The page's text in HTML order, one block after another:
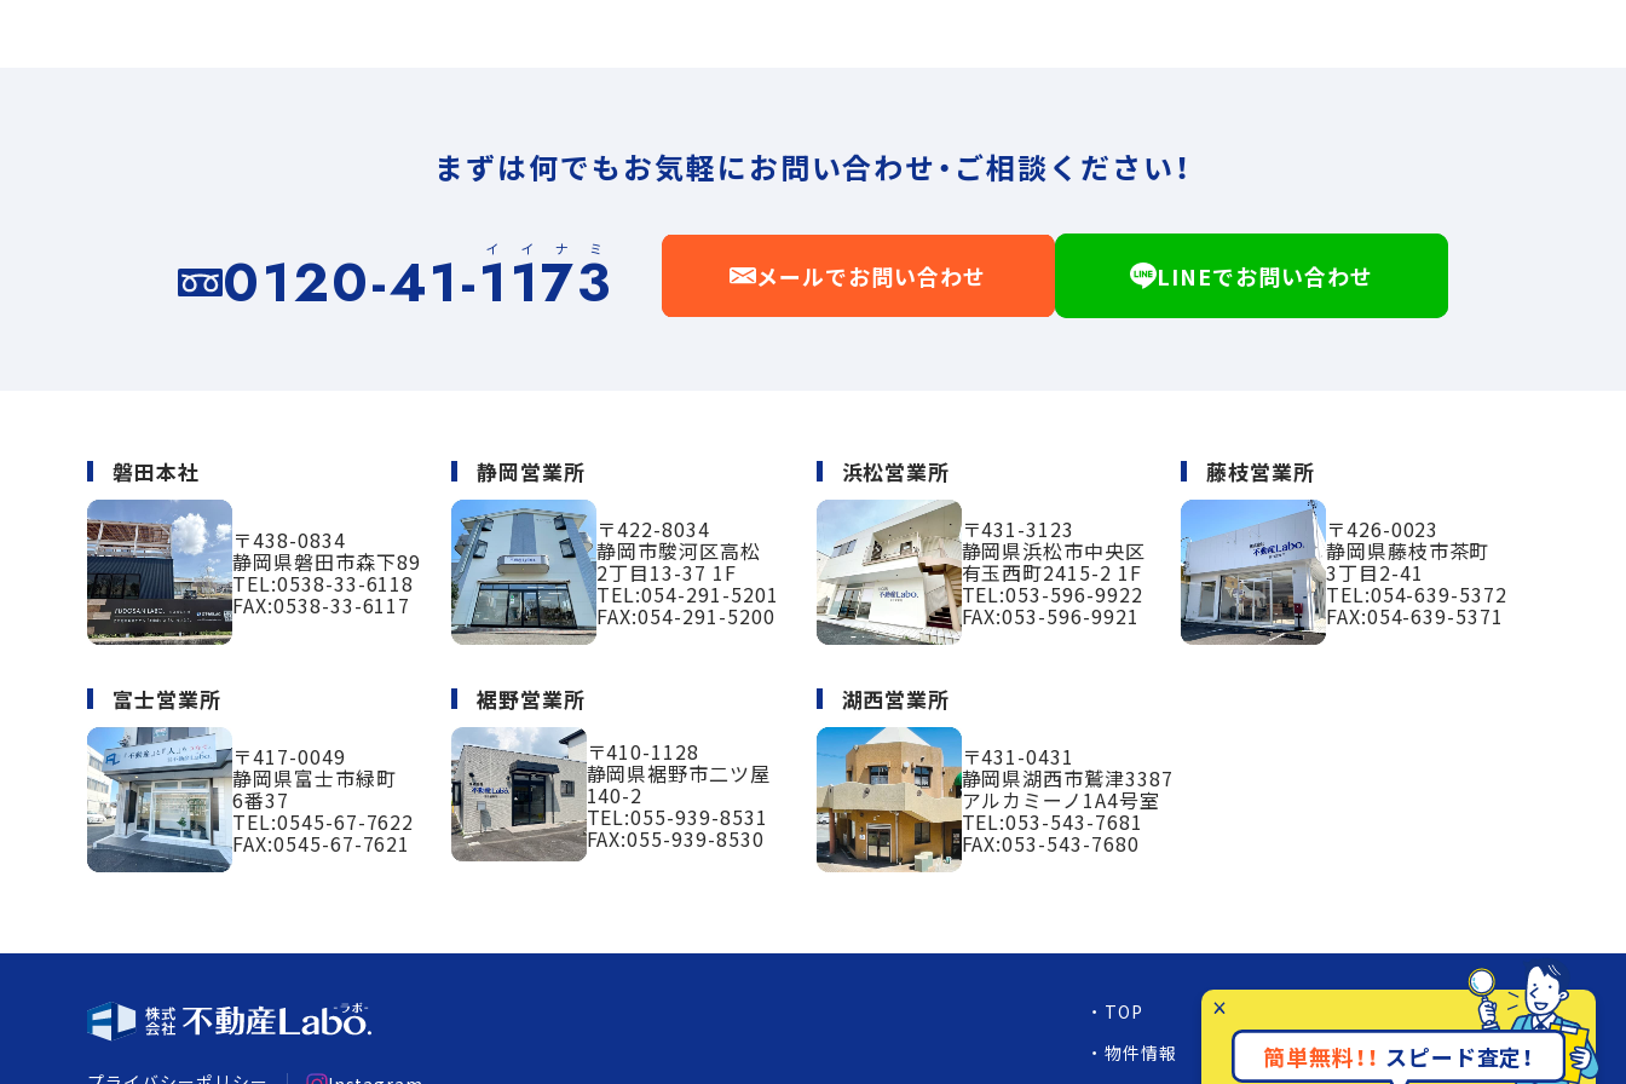
簡単無料！！ スピード査定！
まずは何でもお気軽にお問い合わせ・ご相談ください！
イイナミ
0120-41-1173 メールでお問い合わせ LINEでお問い合わせ
磐田本社
〒438-0834
静岡県磐田市森下89
TEL:0538-33-6118
FAX:0538-33-6117
静岡営業所
〒422-8034
静岡市駿河区高松
2丁目13-37 1F
TEL:054-291-5201
FAX:054-291-5200
浜松営業所
〒431-3123
静岡県浜松市中央区
有玉西町2415-2 1F
TEL:053-596-9922
FAX:053-596-9921
藤枝営業所
〒426-0023
静岡県藤枝市茶町
3丁目2-41
TEL:054-639-5372
FAX:054-639-5371
富士営業所
〒417-0049
静岡県富士市緑町
6番37
TEL:0545-67-7622
FAX:0545-67-7621
裾野営業所
〒410-1128
静岡県裾野市二ツ屋
140-2
TEL:055-939-8531
FAX:055-939-8530
湖西営業所
〒431-0431
静岡県湖西市鷲津3387
アルカミーノ1A4号室
TEL:053-543-7681
FAX:053-543-7680
TOP
物件情報
事業内容
採用情報